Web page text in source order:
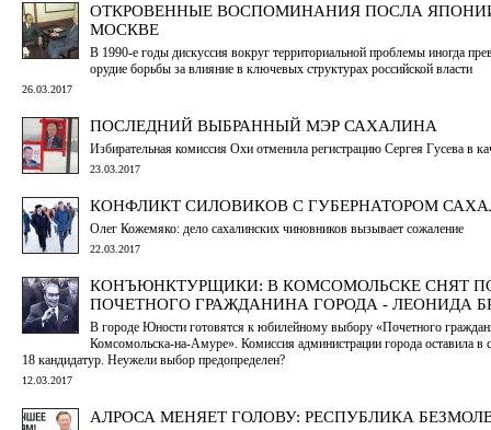
ОТКРОВЕННЫЕ ВОСПОМИНАНИЯ ПОСЛА
МОСКВЕ
В 1990-е годы дискуссия вокруг территориальной проблемы иногда
орудие борьбы за влияние в ключевых структурах российской власти
26.03.2017
ПОСЛЕДНИЙ ВЫБРАННЫЙ МЭР САХАЛИНА
Избирательная комиссия Охи отменила регистрацию Сергея Гусева в
23.03.2017
КОНФЛИКТ СИЛОВИКОВ С ГУБЕРНАТОРОМ
Олег Кожемяко: дело сахалинских чиновников вызывает сожаление
22.03.2017
КОНЪЮНКТУРЩИКИ: В КОМСОМОЛЬСКЕ СНЯТ
ПОЧЕТНОГО ГРАЖДАНИНА ГОРОДА - ЛЕОНИДА
В городе Юности готовятся к юбилейному выбору «Почетного
Комсомольска-на-Амуре». Комиссия администрации города оставила в
18 кандидатур. Неужели выбор предопределен?
12.03.2017
АЛРОСА МЕНЯЕТ ГОЛОВУ: РЕСПУБЛИКА